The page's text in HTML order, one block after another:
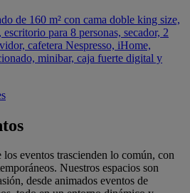
de 160 m² con cama doble king size,
para 8 personas, secador, 2
cafetera Nespresso, iHome,
minibar, caja fuerte digital y
eventos trascienden lo común, con
Nuestros espacios son
desde animados eventos de